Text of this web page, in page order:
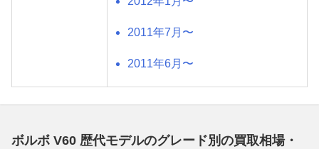
2011年7月〜
2011年6月〜
ボルボ V60 歴代モデルのグレード別の買取相場・